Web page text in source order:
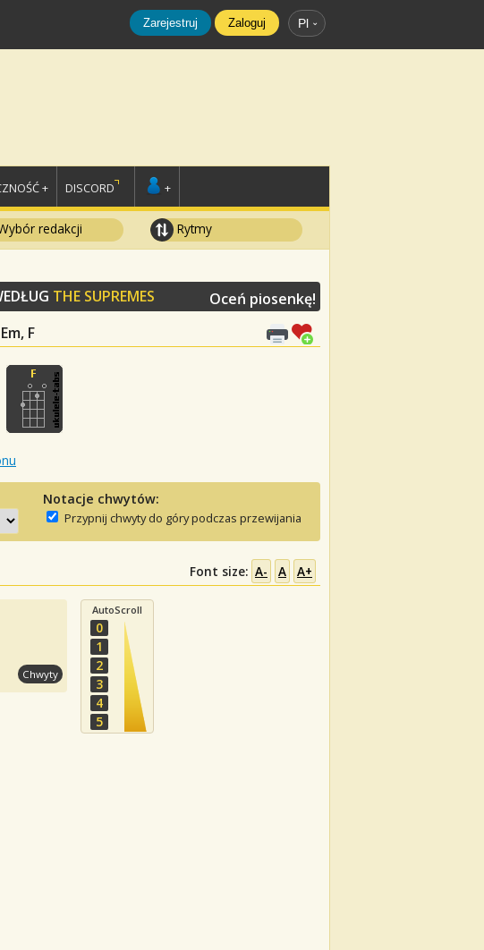
Zarejestruj Zaloguj Pl
+ DISCORD +
redakcji Rytmy
THE SUPREMES
F
Oceń piosenkę!
Notacje chwytów:
Przypnij chwyty do góry podczas przewijania
Font size: A- A A+
Chwyty
AutoScroll
0
1
2
3
4
5